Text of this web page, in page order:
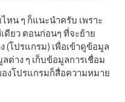
หน ๆ ก็แนะนำครับ เพราะ
ดียว ตอนก่อนๆ ที่จะย้าย
(โปรแกรม) เพื่อเข้าดูข้อมูล
ต่าง ๆ เก็บข้อมูลการเชื่อม
องโปรแกรมก็สื่อความหมาย